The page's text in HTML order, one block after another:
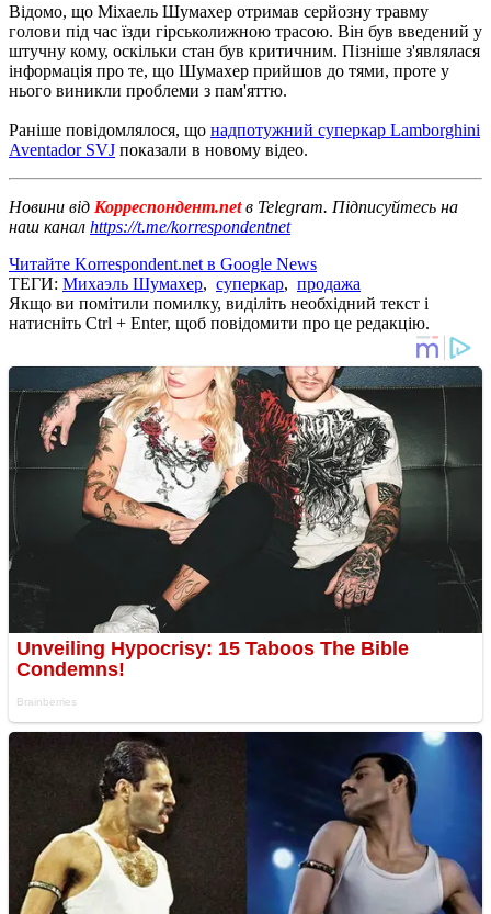
Відомо, що Міхаель Шумахер отримав серйозну травму
голови під час їзди гірськолижною трасою. Він був введений у
штучну кому, оскільки стан був критичним. Пізніше з'являлася
інформація про те, що Шумахер прийшов до тями, проте у
нього виникли проблеми з пам'яттю.
Раніше повідомлялося, що надпотужний суперкар Lamborghini
Aventador SVJ показали в новому відео.
Новини від Корреспондент.netв Telegram. Підписуйтесь на
наш канал https://t.me/korrespondentnet
Читайте Korrespondent.net в Google News
ТЕГИ: Михаэль Шумахер, суперкар, продажа
Якщо ви помітили помилку, виділіть необхідний текст і
натисніть Ctrl + Enter, щоб повідомити про це редакцію.